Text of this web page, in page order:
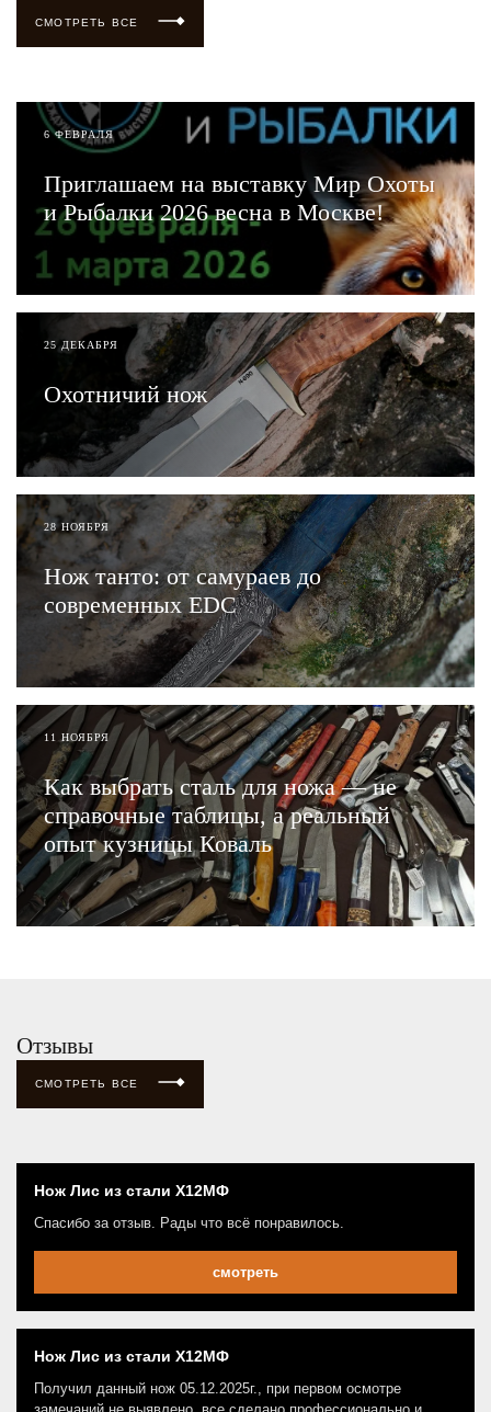
СМОТРЕТЬ ВСЕ
6 ФЕВРАЛЯ
Приглашаем на выставку Мир Охоты
и Рыбалки 2026 весна в Москве!
ЧИТАТЬ
25 ДЕКАБРЯ
Охотничий нож
ЧИТАТЬ
28 НОЯБРЯ
Нож танто: от самураев до
современных EDC
ЧИТАТЬ
11 НОЯБРЯ
Как выбрать сталь для ножа — не
справочные таблицы, а реальный
опыт кузницы Коваль
ЧИТАТЬ
Отзывы
СМОТРЕТЬ ВСЕ
Нож Лис из стали Х12МФ
Спасибо за отзыв. Рады что всё понравилось.
смотреть
Нож Лис из стали Х12МФ
Получил данный нож 05.12.2025г., при первом осмотре